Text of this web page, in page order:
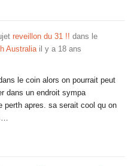
reveillon du 31 !! dans le
Australia il y a 18 ans
le coin alors on pourrait peut
dans un endroit sympa
perth apres. sa serait cool qu on